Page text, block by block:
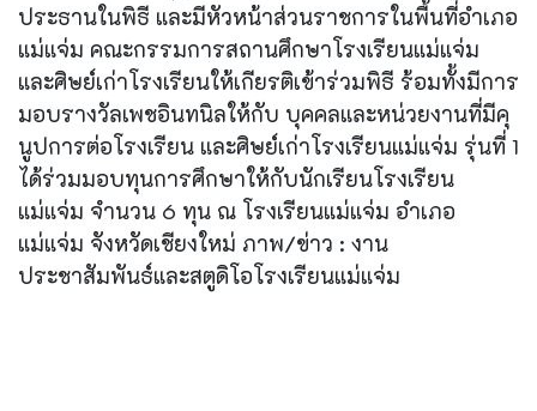
ประธานในพิธี และมีหัวหน้าส่วนราชการในพื้นที่อำเภอ
แม่แจ่ม คณะกรรมการสถานศึกษาโรงเรียนแม่แจ่ม
และศิษย์เก่าโรงเรียนให้เกียรติเข้าร่วมพิธี ร้อมทั้งมีการ
มอบรางวัลเพชอินทนิลให้กับ บุคคลและหน่วยงานที่มีคุ
นูปการต่อโรงเรียน และศิษย์เก่าโรงเรียนแม่แจ่ม รุ่นที่ 1
ได้ร่วมมอบทุนการศึกษาให้กับนักเรียนโรงเรียน
แม่แจ่ม จำนวน 6 ทุน ณ โรงเรียนแม่แจ่ม อำเภอ
แม่แจ่ม จังหวัดเชียงใหม่ ภาพ/ข่าว : งาน
ประชาสัมพันธ์และสตูดิโอโรงเรียนแม่แจ่ม